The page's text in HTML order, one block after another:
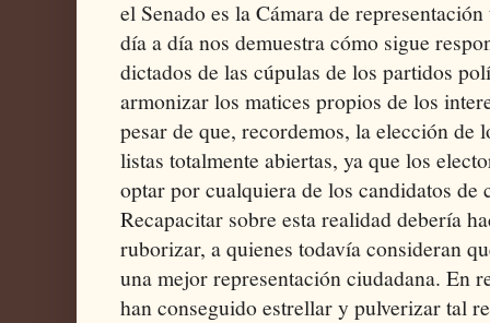
el Senado es la Cámara de
día a día nos demuestra cómo sigue
dictados de las cúpulas de los partidos
armonizar los matices propios de los
pesar de que, recordemos, la elección de
listas totalmente abiertas, ya que los
optar por cualquiera de los candidatos de
Recapacitar sobre esta realidad debería
ruborizar, a quienes todavía consideran
una mejor representación ciudadana. En
han conseguido estrellar y pulverizar tal